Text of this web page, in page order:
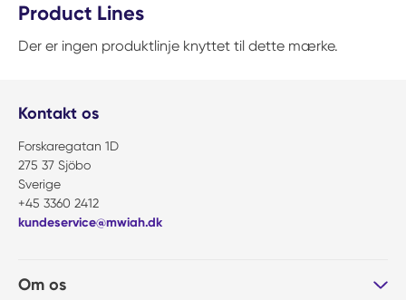
Product Lines
Der er ingen produktlinje knyttet til dette mærke.
Kontakt os
Forskaregatan 1D
275 37 Sjöbo
Sverige
+45 3360 2412
kundeservice@mwiah.dk
Om os